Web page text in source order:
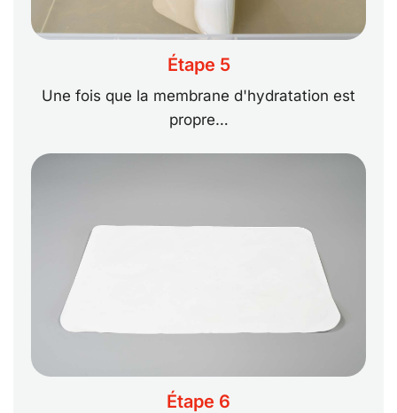
Étape 5
Une fois que la membrane d'hydratation est
propre…
Étape 6